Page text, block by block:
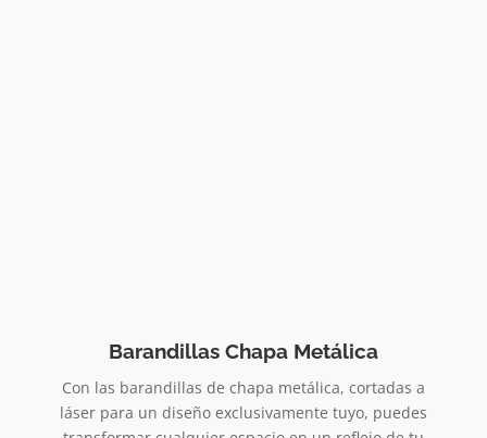
Barandillas Chapa Metálica
Con las barandillas de chapa metálica, cortadas a
láser para un diseño exclusivamente tuyo, puedes